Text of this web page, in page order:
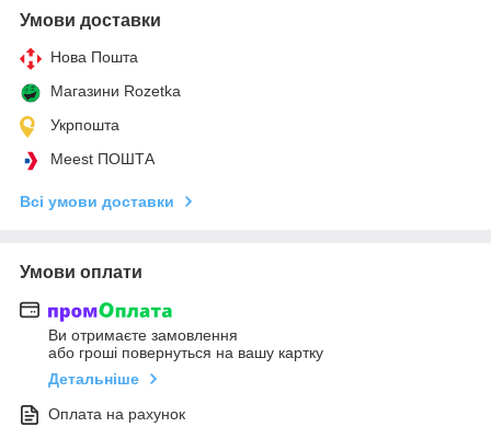
Умови доставки
Нова Пошта
Магазини Rozetka
Укрпошта
Meest ПОШТА
Всі умови доставки
Умови оплати
Ви отримаєте замовлення
або гроші повернуться на вашу картку
Детальніше
Оплата на рахунок